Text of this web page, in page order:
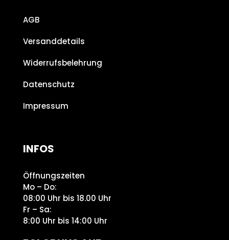
AGB
Versanddetails
Widerrufsbelehrung
Datenschutz
Impressum
INFOS
Öffnungszeiten
Mo – Do:
08:00 Uhr bis 18.00 Uhr
Fr – Sa:
8:00 Uhr bis 14:00 Uhr